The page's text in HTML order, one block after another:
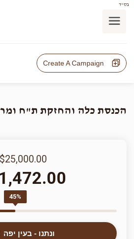
בס"ד
Create A Campaign
הכנסת כלה והחזקת ת"ח
$25,000.00
45%
ונתנו - בעין יפה